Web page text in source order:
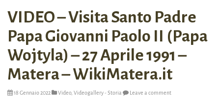
VIDEO – Visita Santo Padre
Papa Giovanni Paolo II (Papa
Wojtyla) – 27 Aprile 1991 –
Matera – WikiMatera.it
18 Gennaio 2022 Video, Videogallery - Storia Leave a comment